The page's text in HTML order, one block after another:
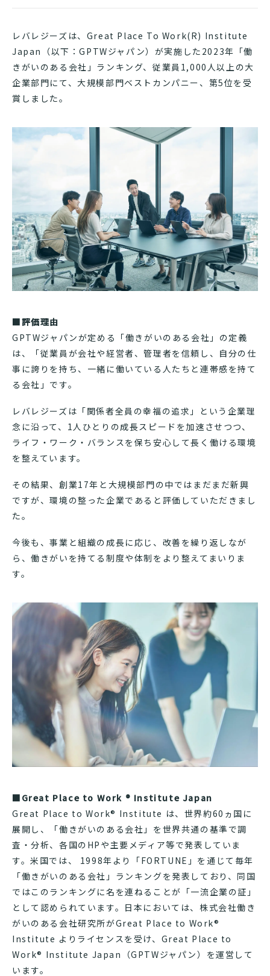
レバレジーズは、Great Place To Work(R) Institute
Japan（以下：GPTWジャパン）が実施した2023年「働
きがいのある会社」ランキング、従業員1,000人以上の大
企業部門にて、大規模部門ベストカンパニー、第5位を受
賞しました。
■評価理由
GPTWジャパンが定める「働きがいのある会社」の定義
は、「従業員が会社や経営者、管理者を信頼し、自分の仕
事に誇りを持ち、一緒に働いている人たちと連帯感を持て
る会社」です。
レバレジーズは「関係者全員の幸福の追求」という企業理
念に沿って、1人ひとりの成長スピードを加速させつつ、
ライフ・ワーク・バランスを保ち安心して長く働ける環境
を整えています。
その結果、創業17年と大規模部門の中ではまだまだ新興
ですが、環境の整った企業であると評価していただきまし
た。
今後も、事業と組織の成長に応じ、改善を繰り返しなが
ら、働きがいを持てる制度や体制をより整えてまいりま
す。
■Great Place to Work ® Institute Japan
Great Place to Work® Institute は、世界約60ヵ国に
展開し、「働きがいのある会社」を世界共通の基準で調
査・分析、各国のHPや主要メディア等で発表していま
す。米国では、 1998年より「FORTUNE」を通じて毎年
「働きがいのある会社」ランキングを発表しており、同国
ではこのランキングに名を連ねることが「一流企業の証」
として認められています。日本においては、株式会社働き
がいのある会社研究所がGreat Place to Work®
Institute よりライセンスを受け、Great Place to
Work® Institute Japan（GPTWジャパン）を運営して
います。